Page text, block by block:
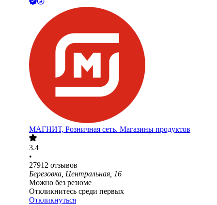
МАГНИТ, Розничная сеть. Магазины продуктов
3.4
•
27912 отзывов
Березовка, Центральная, 16
Можно без резюме
Откликнитесь среди первых
Откликнуться